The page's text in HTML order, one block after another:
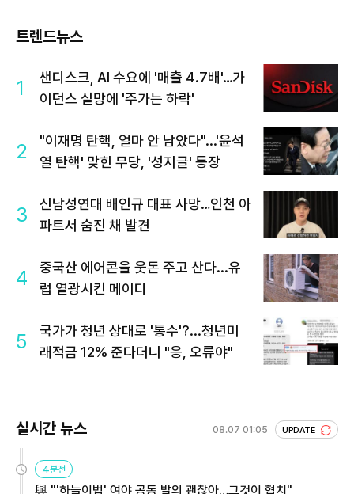
트렌드뉴스
1
샌디스크, AI 수요에 '매출 4.7배'…가
이던스 실망에 '주가는 하락'
2
"이재명 탄핵, 얼마 안 남았다"...'윤석
열 탄핵' 맞힌 무당, '성지글' 등장
3
신남성연대 배인규 대표 사망…인천 아
파트서 숨진 채 발견
4
중국산 에어콘을 웃돈 주고 산다...유
럽 열광시킨 메이디
5
국가가 청년 상대로 '통수'?...청년미
래적금 12% 준다더니 "응, 오류야"
실시간 뉴스 08.07 01:05 UPDATE
4분전
與 "'하늘이법' 여야 공동 발의 괜찮아…그것이 협치"